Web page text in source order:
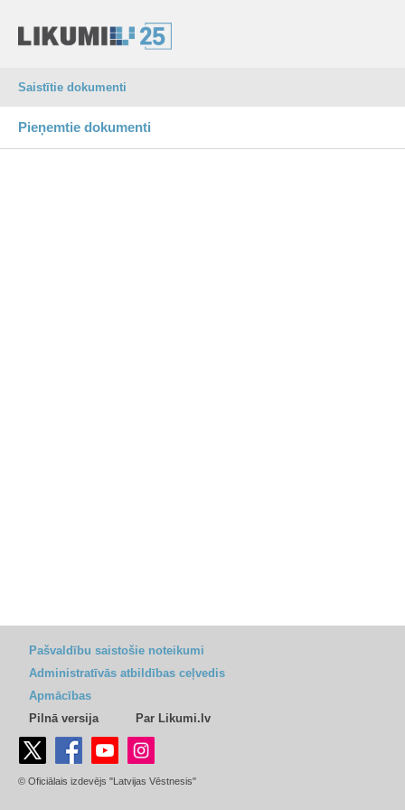
Saistītie dokumenti
Pieņemtie dokumenti
Pašvaldību saistošie noteikumi
Administratīvās atbildības ceļvedis
Apmācības
Pilnā versija
Par Likumi.lv
© Oficiālais izdevējs "Latvijas Vēstnesis"